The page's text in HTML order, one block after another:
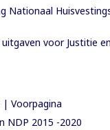
Nationaal
voor Justitie
| Voorpagina
NDP 2015 -2020